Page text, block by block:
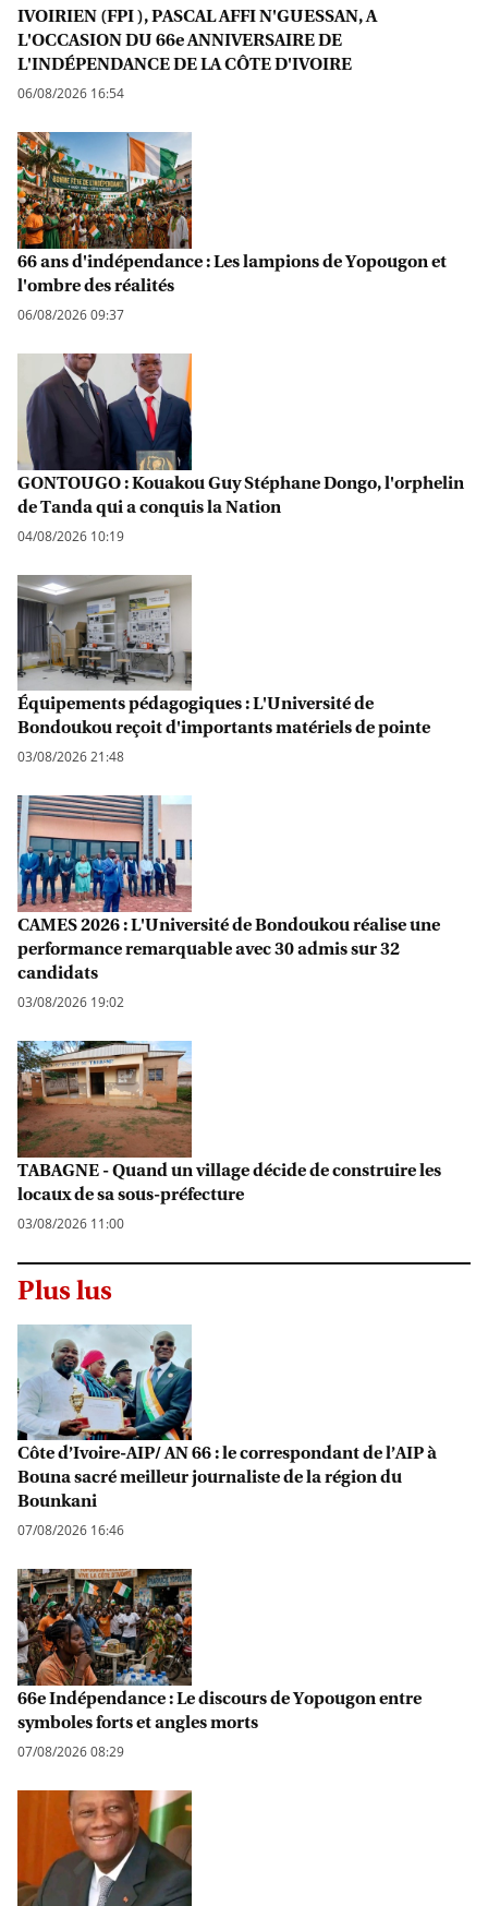
IVOIRIEN (FPI ), PASCAL AFFI N'GUESSAN, A
L'OCCASION DU 66e ANNIVERSAIRE DE
L'INDÉPENDANCE DE LA CÔTE D'IVOIRE
06/08/2026 16:54
66 ans d'indépendance : Les lampions de Yopougon et
l'ombre des réalités
06/08/2026 09:37
GONTOUGO : Kouakou Guy Stéphane Dongo, l'orphelin
de Tanda qui a conquis la Nation
04/08/2026 10:19
Équipements pédagogiques : L'Université de
Bondoukou reçoit d'importants matériels de pointe
03/08/2026 21:48
CAMES 2026 : L'Université de Bondoukou réalise une
performance remarquable avec 30 admis sur 32
candidats
03/08/2026 19:02
TABAGNE - Quand un village décide de construire les
locaux de sa sous-préfecture
03/08/2026 11:00
Plus lus
Côte d’Ivoire-AIP/ AN 66 : le correspondant de l’AIP à
Bouna sacré meilleur journaliste de la région du
Bounkani
07/08/2026 16:46
66e Indépendance : Le discours de Yopougon entre
symboles forts et angles morts
07/08/2026 08:29